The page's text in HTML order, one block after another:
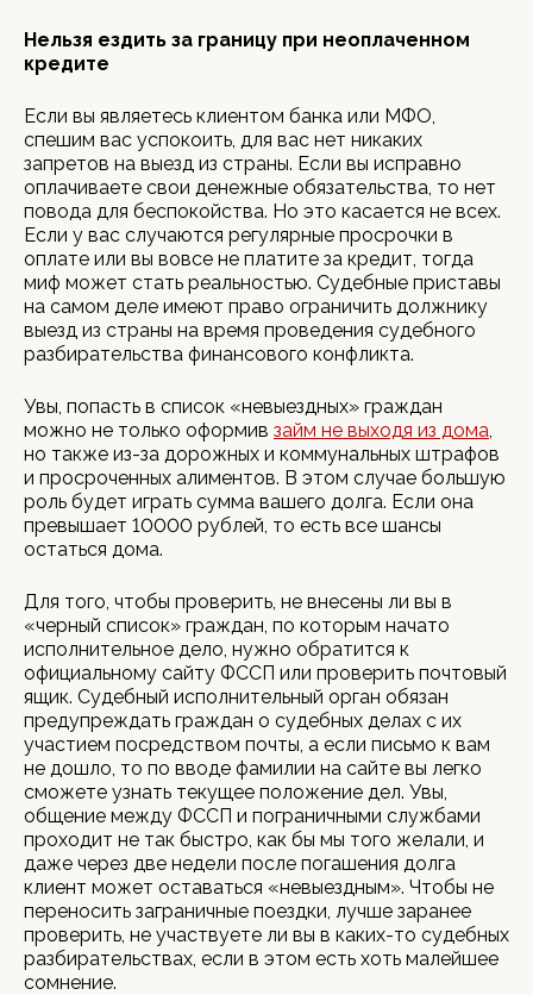
Нельзя ездить за границу при неоплаченном
кредите
Если вы являетесь клиентом банка или МФО,
спешим вас успокоить, для вас нет никаких
запретов на выезд из страны. Если вы исправно
оплачиваете свои денежные обязательства, то нет
повода для беспокойства. Но это касается не всех.
Если у вас случаются регулярные просрочки в
оплате или вы вовсе не платите за кредит, тогда
миф может стать реальностью. Судебные приставы
на самом деле имеют право ограничить должнику
выезд из страны на время проведения судебного
разбирательства финансового конфликта.
Увы, попасть в список «невыездных» граждан
можно не только оформив займ не выходя из дома,
но также из-за дорожных и коммунальных штрафов
и просроченных алиментов. В этом случае большую
роль будет играть сумма вашего долга. Если она
превышает 10000 рублей, то есть все шансы
остаться дома.
Для того, чтобы проверить, не внесены ли вы в
«черный список» граждан, по которым начато
исполнительное дело, нужно обратится к
официальному сайту ФССП или проверить почтовый
ящик. Судебный исполнительный орган обязан
предупреждать граждан о судебных делах с их
участием посредством почты, а если письмо к вам
не дошло, то по вводе фамилии на сайте вы легко
сможете узнать текущее положение дел. Увы,
общение между ФССП и пограничными службами
проходит не так быстро, как бы мы того желали, и
даже через две недели после погашения долга
клиент может оставаться «невыездным». Чтобы не
переносить заграничные поездки, лучше заранее
проверить, не участвуете ли вы в каких-то судебных
разбирательствах, если в этом есть хоть малейшее
сомнение.